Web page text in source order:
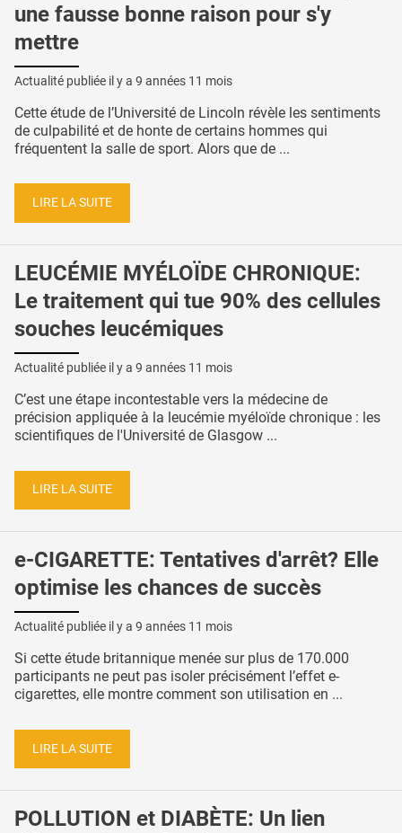
une fausse bonne raison pour s'y
mettre
Actualité publiée il y a 9 années 11 mois
Cette étude de l’Université de Lincoln révèle les sentiments
de culpabilité et de honte de certains hommes qui
fréquentent la salle de sport. Alors que de ...
LIRE LA SUITE
LEUCÉMIE MYÉLOÏDE CHRONIQUE:
Le traitement qui tue 90% des cellules
souches leucémiques
Actualité publiée il y a 9 années 11 mois
C’est une étape incontestable vers la médecine de
précision appliquée à la leucémie myéloïde chronique : les
scientifiques de l'Université de Glasgow ...
LIRE LA SUITE
e-CIGARETTE: Tentatives d'arrêt? Elle
optimise les chances de succès
Actualité publiée il y a 9 années 11 mois
Si cette étude britannique menée sur plus de 170.000
participants ne peut pas isoler précisément l’effet e-
cigarettes, elle montre comment son utilisation en ...
LIRE LA SUITE
POLLUTION et DIABÈTE: Un lien